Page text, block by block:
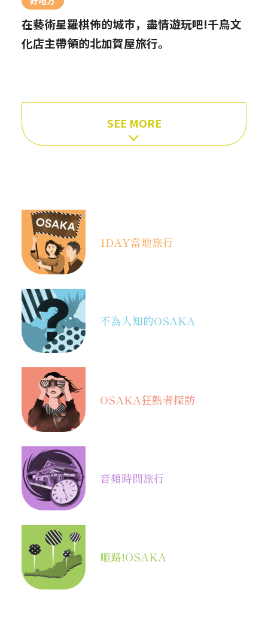
在藝術星羅棋佈的城市，盡情遊玩吧!千鳥文
化店主帶領的北加賀屋旅行。
SEE MORE
1DAY當地旅行
不為人知的OSAKA
OSAKA狂熱者探訪
音頻時間旅行
順路!OSAKA